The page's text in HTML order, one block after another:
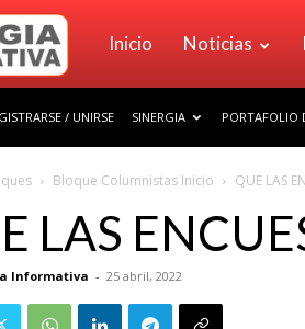
Sinergia
Inicio Noticias
/ UNIRSE SINERGIA PORTAFOLIO
Bloque Columnistas Inicio QUE LAS
LAS
Informativa - 25 abril, 2022